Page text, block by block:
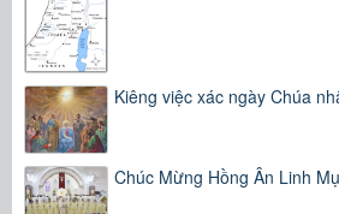
Kiêng việc xác ngày Chúa
Chúc Mừng Hồng Ân Linh